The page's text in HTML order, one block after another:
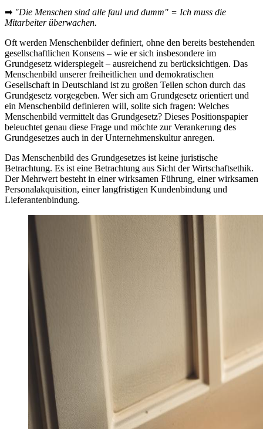
➡ "Die Menschen sind alle faul und dumm" = Ich muss die
Mitarbeiter überwachen.
Oft werden Menschenbilder definiert, ohne den bereits bestehenden
gesellschaftlichen Konsens – wie er sich insbesondere im
Grundgesetz widerspiegelt – ausreichend zu berücksichtigen. Das
Menschenbild unserer freiheitlichen und demokratischen
Gesellschaft in Deutschland ist zu großen Teilen schon durch das
Grundgesetz vorgegeben. Wer sich am Grundgesetz orientiert und
ein Menschenbild definieren will, sollte sich fragen: Welches
Menschenbild vermittelt das Grundgesetz? Dieses Positionspapier
beleuchtet genau diese Frage und möchte zur Verankerung des
Grundgesetzes auch in der Unternehmenskultur anregen.
Das Menschenbild des Grundgesetzes ist keine juristische
Betrachtung. Es ist eine Betrachtung aus Sicht der Wirtschaftsethik.
Der Mehrwert besteht in einer wirksamen Führung, einer wirksamen
Personalakquisition, einer langfristigen Kundenbindung und
Lieferantenbindung.